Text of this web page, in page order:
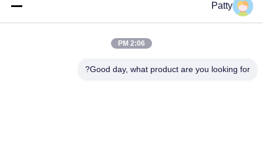
HONGXIN 1000w آلة طلاء البيض لكعكات الأناناس
Patty
2:06 PM
Good day, what product are you looking for?